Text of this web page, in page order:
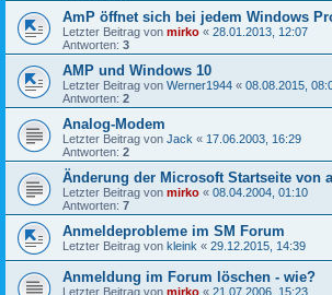
AmP öffnet sich bei jedem Windows
Letzter Beitrag von mirko « 28.01.2013, 12:07
Antworten: 3
AMP und Windows 10
Letzter Beitrag von Werner1944 « 08.08.2015,
Antworten: 2
Analog-Modem
Letzter Beitrag von Jack « 17.06.2003, 16:29
Antworten: 2
Änderung der Microsoft Startseite von
Letzter Beitrag von mirko « 08.04.2004, 01:10
Antworten: 7
Anmeldeprobleme im SM Forum
Letzter Beitrag von kleink « 29.12.2015, 14:39
Anmeldung im Forum löschen - wie?
Letzter Beitrag von mirko « 21.07.2006, 15:23